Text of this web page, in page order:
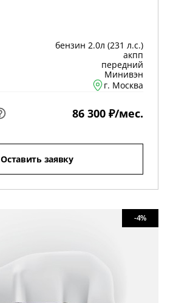
бензин 2.0л (231 л.с.)
акпп
передний
Минивэн
г. Москва
86 300 ₽/мес.
Оставить заявку
-4%